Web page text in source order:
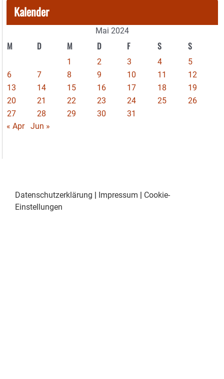
Kalender
Mai 2024
M D M D F S S
1 2 3 4
5
6
7 8 9 10 11
12
13
14 15 16 17 18
19
20
21 22 23 24 25
26
27
28 29 30
31
« Apr
Jun »
Datenschutzerklärung | Impressum | Cookie-
Einstellungen